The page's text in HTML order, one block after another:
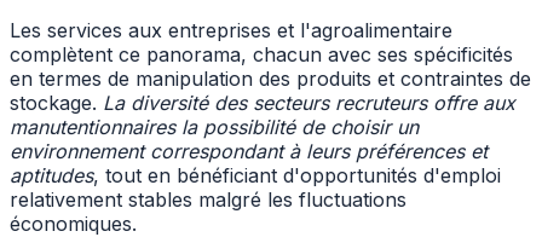
Les services aux entreprises et l'agroalimentaire
complètent ce panorama, chacun avec ses spécificités
en termes de manipulation des produits et contraintes de
stockage. La diversité des secteurs recruteurs offre aux
manutentionnaires la possibilité de choisir un
environnement correspondant à leurs préférences et
aptitudes, tout en bénéficiant d'opportunités d'emploi
relativement stables malgré les fluctuations
économiques.